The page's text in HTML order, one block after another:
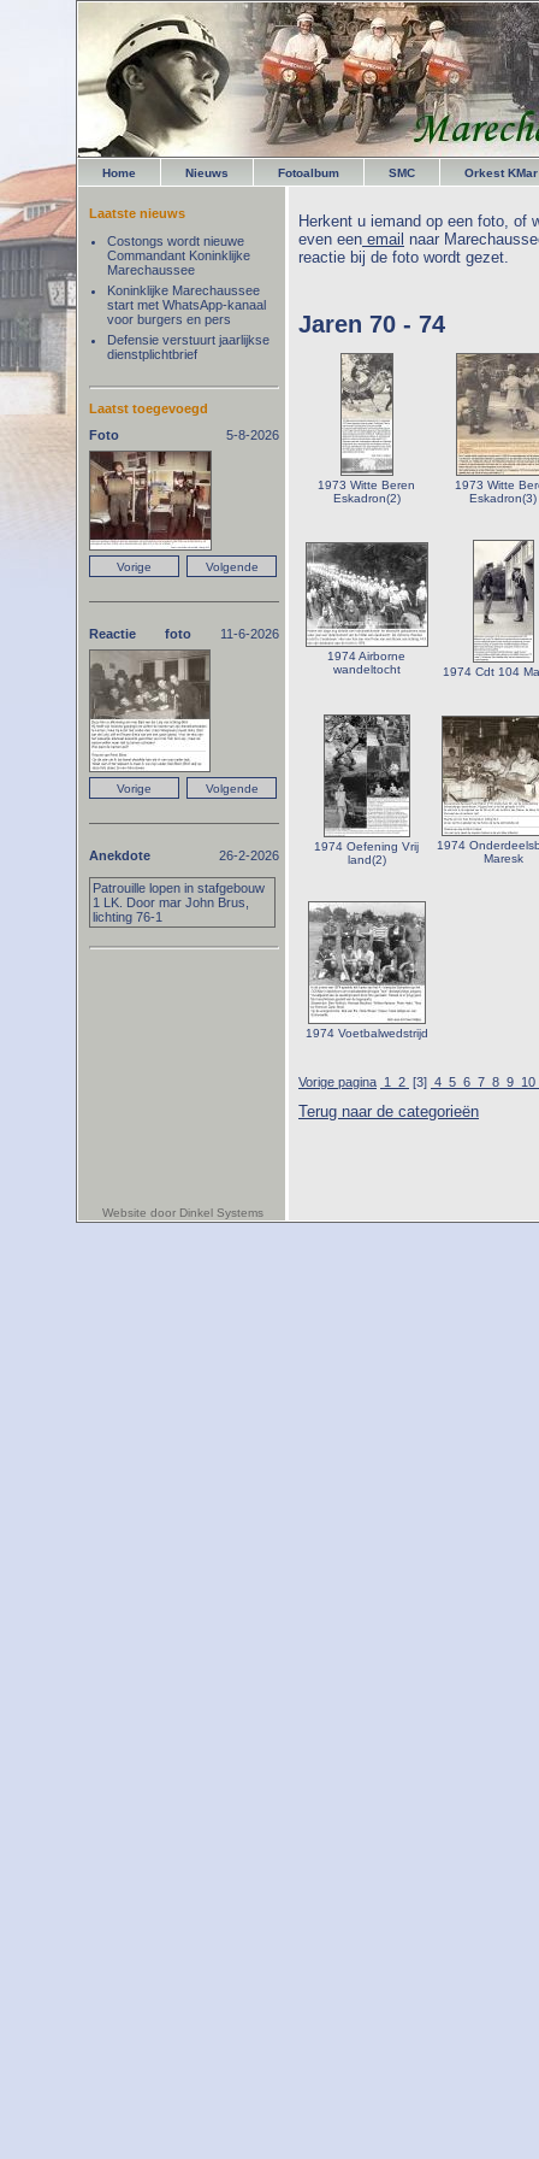
Home Nieuws Fotoalbum SMC Orkest KMar
Herkent u iemand op een foto, of
even een email naar
reactie bij de foto wordt gezet.
Jaren 70 - 74
1973 Witte Beren
Eskadron(2)
1973 Witte
Eskadron(3)
1974 Airborne
wandeltocht
1974 Cdt 104
1974 Oefening Vrij
land(2)
1974
Maresk
1974 Voetbalwedstrijd
Vorige pagina 1 2 [3] 4 5 6 7 8 9 10
Terug naar de categorieën
Laatste nieuws
Costongs wordt nieuwe
Commandant Koninklijke
Marechaussee
Koninklijke Marechaussee
start met WhatsApp-kanaal
voor burgers en pers
Defensie verstuurt jaarlijkse
dienstplichtbrief
Laatst toegevoegd
Foto
5-8-2026
Reactie foto 11-6-2026
Anekdote 26-2-2026
Patrouille lopen in stafgebouw
1 LK. Door mar John Brus,
lichting 76-1
Website door Dinkel Systems